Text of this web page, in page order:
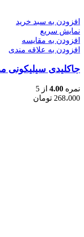
افزودن به سبد خرید
نمایش سریع
افزودن به مقایسه
افزودن به علاقه مندی
جاکلیدی سیلیکونی
نمره 4.00 از 5
268،000 تومان